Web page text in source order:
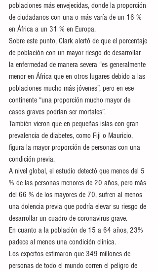
poblaciones más envejecidas, donde la proporción
de ciudadanos con una o más varía de un 16 %
en África a un 31 % en Europa.
Sobre este punto, Clark alertó de que el porcentaje
de población con un mayor riesgo de desarrollar
la enfermedad de manera severa “es generalmente
menor en África que en otros lugares debido a las
poblaciones mucho más jóvenes”, pero en ese
continente “una proporción mucho mayor de
casos graves podrían ser mortales”.
También vieron que en pequeñas islas con gran
prevalencia de diabetes, como Fiji o Mauricio,
figura la mayor proporción de personas con una
condición previa.
A nivel global, el estudio detectó que menos del 5
% de las personas menores de 20 años, pero más
del 66 % de los mayores de 70, sufren al menos
una dolencia previa que podría elevar su riesgo de
desarrollar un cuadro de coronavirus grave.
En cuanto a la población de 15 a 64 años, 23%
padece al menos una condición clínica.
Los expertos estimaron que 349 millones de
personas de todo el mundo corren el peligro de